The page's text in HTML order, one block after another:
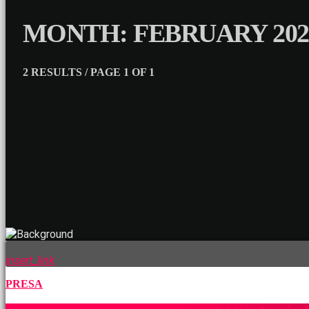
MONTH: FEBRUARY
2 RESULTS / PAGE 1 OF 1
insert_link
PRESA